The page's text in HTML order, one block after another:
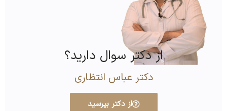
از دکتر سوال دارید؟
دکتر عباس انتظاری
از دکتر بپرسید